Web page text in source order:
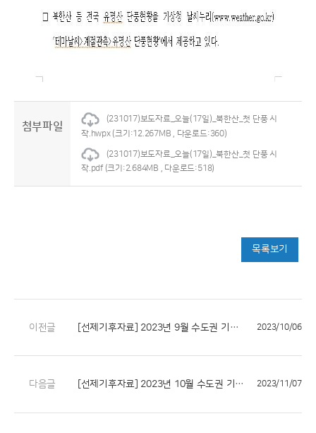
첨부파일
(231017)보도자료_오늘(17일)_북한산_첫 단풍 시
작.hwpx (크기:12.267MB , 다운로드:360)
(231017)보도자료_오늘(17일)_북한산_첫 단풍 시
작.pdf (크기:2.684MB , 다운로드:518)
목록보기
이전글 [선제기후자료] 2023년 9월 수도권 기후특성 2023/10/06
다음글 [선제기후자료] 2023년 10월 수도권 기후특성 2023/11/07